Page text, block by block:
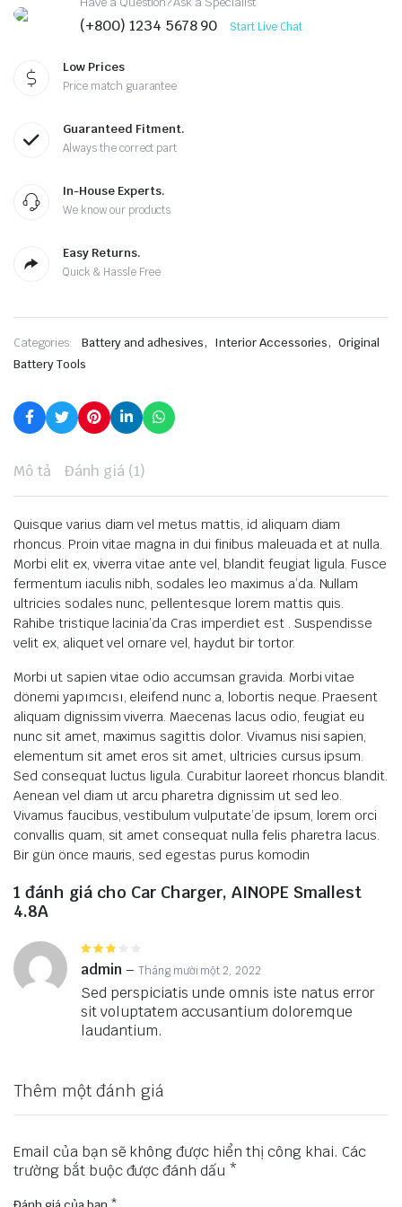
(+800) 1234 5678 90 Start Live Chat
Low Prices
Price match guarantee
Guaranteed Fitment.
Always the correct part
In-House Experts.
We know our products
Easy Returns.
Quick & Hassle Free
Categories: Battery and adhesives, Interior Accessories, Original
Battery Tools
Mô tả Đánh giá (1)
Quisque varius diam vel metus mattis, id aliquam diam
rhoncus. Proin vitae magna in dui finibus maleuada et at nulla.
Morbi elit ex, viverra vitae ante vel, blandit feugiat ligula. Fusce
fermentum iaculis nibh, sodales leo maximus a’da. Nullam
ultricies sodales nunc, pellentesque lorem mattis quis.
Rahibe tristique lacinia’da Cras imperdiet est . Suspendisse
velit ex, aliquet vel ornare vel, haydut bir tortor.
Morbi ut sapien vitae odio accumsan gravida. Morbi vitae
dönemi yapımcısı, eleifend nunc a, lobortis neque. Praesent
aliquam dignissim viverra. Maecenas lacus odio, feugiat eu
nunc sit amet, maximus sagittis dolor. Vivamus nisi sapien,
elementum sit amet eros sit amet, ultricies cursus ipsum.
Sed consequat luctus ligula. Curabitur laoreet rhoncus blandit.
Aenean vel diam ut arcu pharetra dignissim ut sed leo.
Vivamus faucibus, vestibulum vulputate’de ipsum, lorem orci
convallis quam, sit amet consequat nulla felis pharetra lacus.
Bir gün önce mauris, sed egestas purus komodin
1 đánh giá cho Car Charger, AINOPE Smallest
4.8A
xếp
hạng3
5 sao
admin– Tháng mười một 2, 2022
Sed perspiciatis unde omnis iste natus error
sit voluptatem accusantium doloremque
laudantium.
Thêm một đánh giá
Email của bạn sẽ không được hiển thị công khai. Các
trường bắt buộc được đánh dấu *